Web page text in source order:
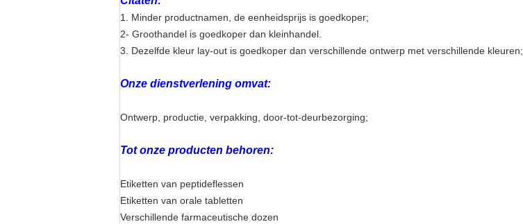
1. Minder productnamen, de eenheidsprijs is goedkoper;
2- Groothandel is goedkoper dan kleinhandel.
3. Dezelfde kleur lay-out is goedkoper dan verschillende ontwerp met verschillende kleuren;
Onze dienstverlening omvat:
Ontwerp, productie, verpakking, door-tot-deurbezorging;
Tot onze producten behoren:
Etiketten van peptideflessen
Etiketten van orale tabletten
Verschillende farmaceutische dozen